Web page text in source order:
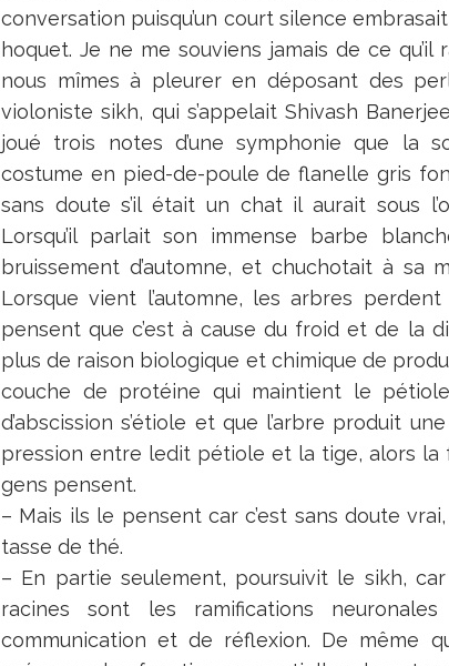
conversation puisqu’un court silence
hoquet. Je ne me souviens jamais de ce
nous mîmes à pleurer en déposant des
violoniste sikh, qui s’appelait Shivash
joué trois notes d’une symphonie que la
costume en pied-de-poule de flanelle gris
sans doute s’il était un chat il aurait sous
Lorsqu’il parlait son immense barbe
bruissement d’automne, et chuchotait à sa
Lorsque vient l’automne, les arbres
pensent que c’est à cause du froid et de la
plus de raison biologique et chimique de
couche de protéine qui maintient le
d’abscission s’étiole et que l’arbre produit
pression entre ledit pétiole et la tige, alors la
gens pensent.
– Mais ils le pensent car c’est sans doute
tasse de thé.
– En partie seulement, poursuivit le sikh,
racines sont les ramifications
communication et de réflexion. De même